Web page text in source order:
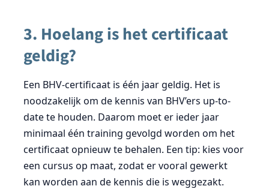
3. Hoelang is het certificaat
geldig?
Een BHV-certificaat is één jaar geldig. Het is
noodzakelijk om de kennis van BHV’ers up-to-
date te houden. Daarom moet er ieder jaar
minimaal één training gevolgd worden om het
certificaat opnieuw te behalen. Een tip: kies voor
een cursus op maat, zodat er vooral gewerkt
kan worden aan de kennis die is weggezakt.